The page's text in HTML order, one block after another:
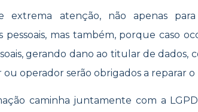
atenção, não apenas
pessoais, mas também, porque caso
gerando dano ao titular de dados,
operador serão obrigados a reparar
caminha juntamente com a